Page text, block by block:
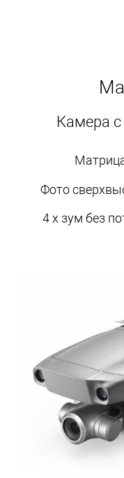
Камера
Фото
4 x зум без